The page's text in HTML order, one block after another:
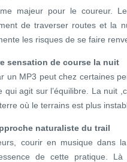
majeur pour le coureur.
de traverser routes et la
les risques de se faire
sensation de course la nuit
un MP3 peut chez certaines
qui agit sur l’équilibre. La nuit
où le terrains est plus
naturaliste du trail
courir en musique dans
de cette pratique.